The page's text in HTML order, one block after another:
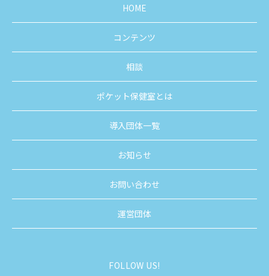
HOME
コンテンツ
相談
ポケット保健室とは
導入団体一覧
お知らせ
お問い合わせ
運営団体
FOLLOW US!